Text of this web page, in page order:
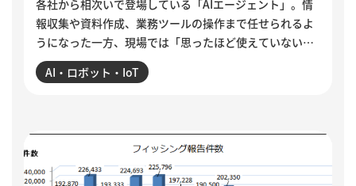
各社から相次いで登場している「AIエージェント」。情
報収集や資料作成、業務ツールの操作まで任せられるよ
うになった一方、現場では「思ったほど使えていない」
という声も聞かれます。各社のAIエージェント機能を紹
介するとともに、導入がうまくいかない5つの理由を整
ます。
AI・ロボット・IoT